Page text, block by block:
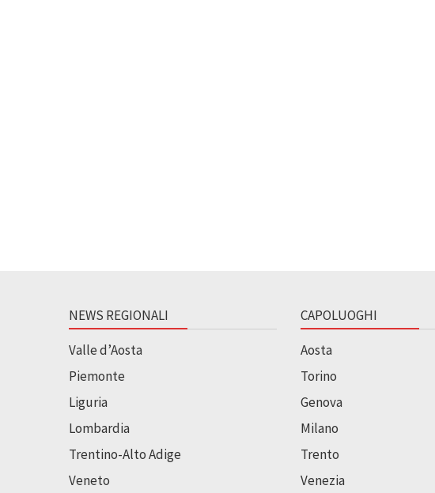
NEWS REGIONALI
Valle d’Aosta
Piemonte
Liguria
Lombardia
Trentino-Alto Adige
Veneto
CAPOLUOGHI
Aosta
Torino
Genova
Milano
Trento
Venezia